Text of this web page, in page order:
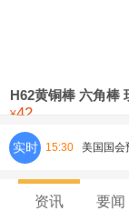
氯化镍
H62黄铜棒 六角棒
¥42
实时 15:30 美国国会
的海军
资讯 要闻